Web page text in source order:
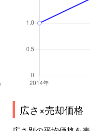
広さ×売却価格